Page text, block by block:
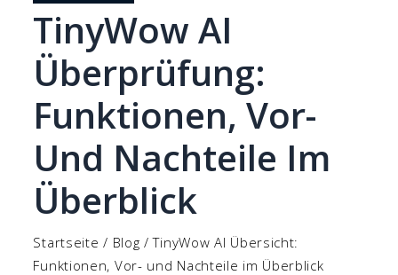
TinyWow AI
Überprüfung:
Funktionen, Vor-
Und Nachteile Im
Überblick
Startseite / Blog /TinyWow AI Übersicht:
Funktionen, Vor- und Nachteile im Überblick